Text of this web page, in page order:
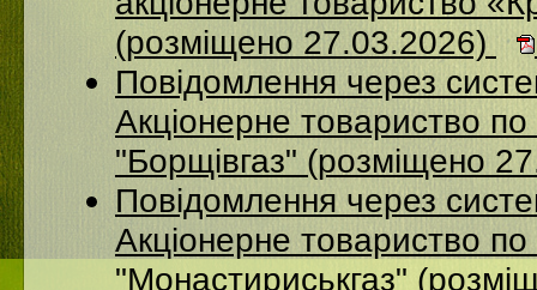
(розміщено 27.03.2026)
Повідомлення через
Акцiонерне товариство по
"Борщiвгаз" (розміщено
Повідомлення через
Акціонерне товариство по
"Монастириськгаз"